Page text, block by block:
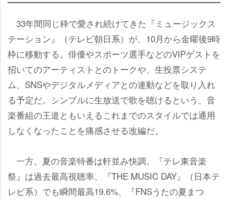
33年間同じ枠で愛され続けてきた『ミュージックス
テーション』（テレビ朝日系）が、10月から金曜後9時
枠に移動する。俳優やスポーツ選手などのVIPゲストを
招いてのアーティストとのトークや、生投票システ
ム、SNSやデジタルメディアとの連動などを取り入れ
る予定だ。シンプルに生放送で歌を聴けるという、音
楽番組の王道ともいえるこれまでのスタイルでは通用
しなくなったことを痛感させる改編だ。
一方、夏の音楽特番は軒並み快調。『テレ東音楽
祭』は過去最高視聴率、『THE MUSIC DAY』（日本テ
レビ系）でも瞬間最高19.6%、『FNSうたの夏まつ